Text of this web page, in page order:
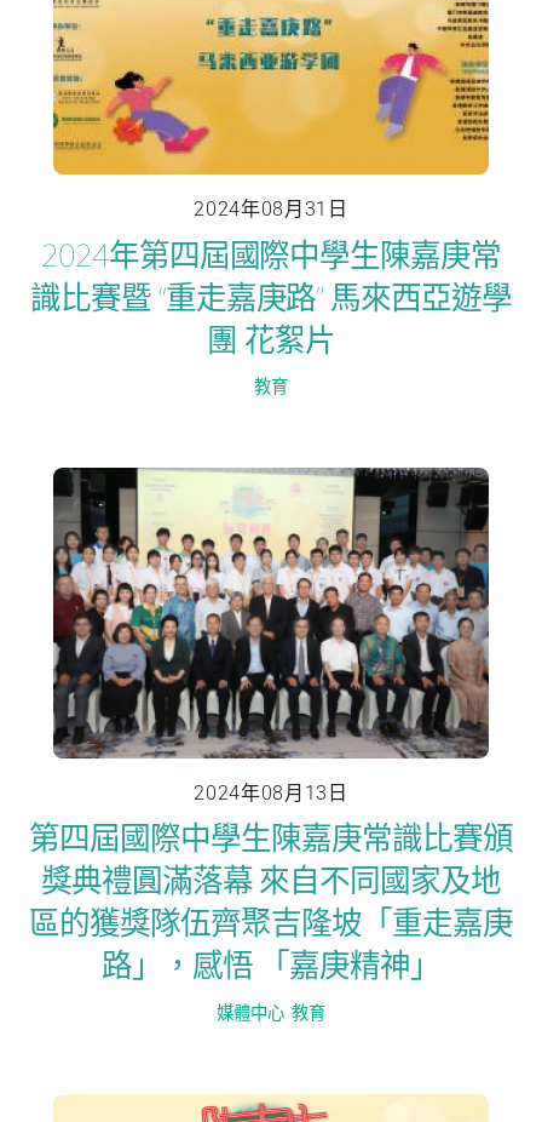
2024年08月31日
2024年第四屆國際中學生陳嘉庚常
識比賽暨 “重走嘉庚路” 馬來西亞遊學
團 花絮片
教育
2024年08月13日
第四屆國際中學生陳嘉庚常識比賽頒
獎典禮圓滿落幕 來自不同國家及地
區的獲獎隊伍齊聚吉隆坡「重走嘉庚
路」，感悟 「嘉庚精神」
媒體中心 教育